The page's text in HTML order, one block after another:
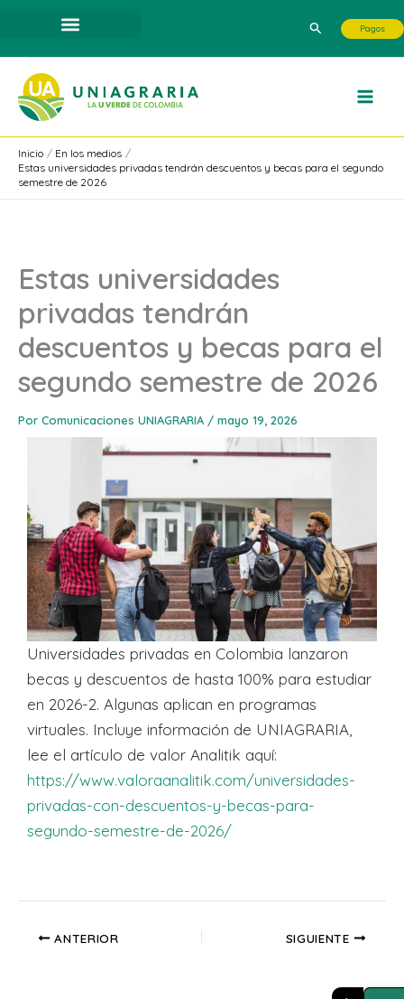
contenido
Buscar Pagos
Inicio
En los medios
Estas universidades privadas tendrán descuentos y becas para el segundo
semestre de 2026
Estas universidades
privadas tendrán
descuentos y becas para el
segundo semestre de 2026
Por Comunicaciones UNIAGRARIA / mayo 19, 2026
Universidades privadas en Colombia lanzaron
becas y descuentos de hasta 100% para estudiar
en 2026-2. Algunas aplican en programas
virtuales. Incluye información de UNIAGRARIA,
lee el artículo de valor Analitik aquí:
https://www.valoraanalitik.com/universidades-
privadas-con-descuentos-y-becas-para-
segundo-semestre-de-2026/
ANTERIOR SIGUIENTE